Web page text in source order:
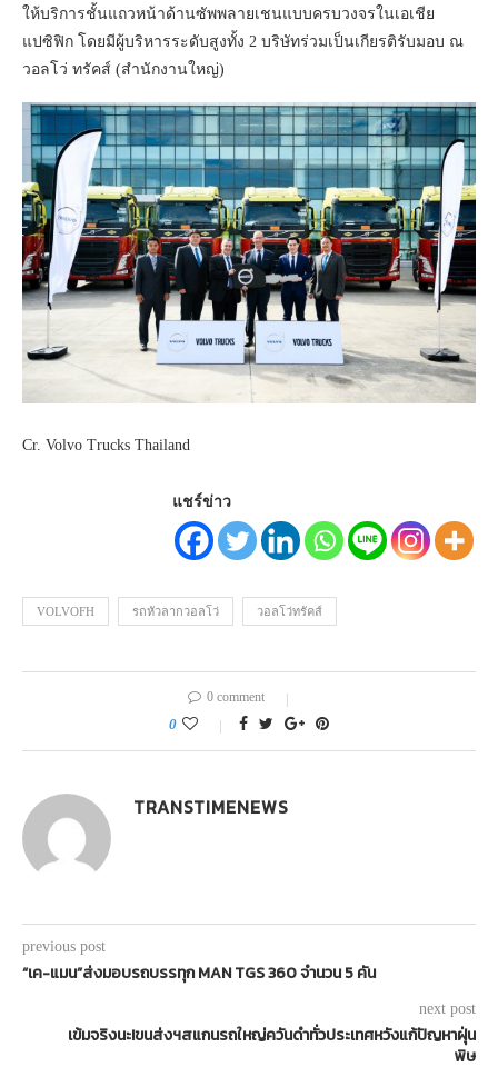
ให้บริการชั้นแถวหน้าด้านซัพพลายเชนแบบครบวงจรในเอเชีย
แปซิฟิก โดยมีผู้บริหารระดับสูงทั้ง 2 บริษัทร่วมเป็นเกียรติรับมอบ ณ
วอลโว่ ทรัคส์ (สำนักงานใหญ่)
Cr. Volvo Trucks Thailand
แชร์ข่าว
VOLVOFH รถหัวลากวอลโว่ วอลโว่ทรัคส์
0 comment
0
TRANSTIMENEWS
previous post
“เค-แมน”ส่งมอบรถบรรทุก MAN TGS 360 จำนวน 5 คัน
next post
เข้มจริงนะ!ขนส่งฯสแกนรถใหญ่ควันดำทั่วประเทศหวังแก้ปัญหาฝุ่น
พิษ